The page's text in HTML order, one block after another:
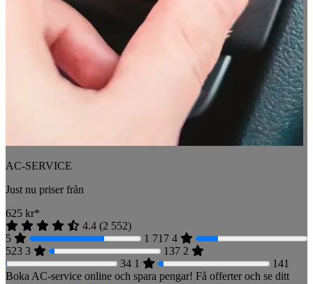
AC-SERVICE
Just nu priser från
625 kr*
4.4 (2 552)
5
1 717 4
523 3 137 2
34 1
141
Boka AC-service online och spara pengar! Få offerter och se ditt